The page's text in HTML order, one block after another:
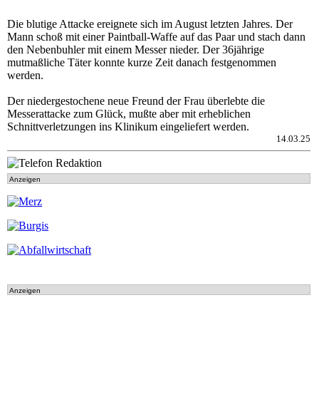
Die blutige Attacke ereignete sich im August letzten Jahres. Der
Mann schoß mit einer Paintball-Waffe auf das Paar und stach dann
den Nebenbuhler mit einem Messer nieder. Der 36jährige
mutmaßliche Täter konnte kurze Zeit danach festgenommen
werden.
Der niedergestochene neue Freund der Frau überlebte die
Messerattacke zum Glück, mußte aber mit erheblichen
Schnittverletzungen ins Klinikum eingeliefert werden.
14.03.25
Anzeigen
Anzeigen